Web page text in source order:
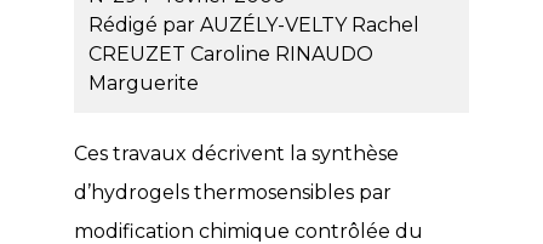
Rédigé par AUZÉLY-VELTY Rachel
CREUZET Caroline RINAUDO
Marguerite
Ces travaux décrivent la synthèse
d’hydrogels thermosensibles par
modification chimique contrôlée du